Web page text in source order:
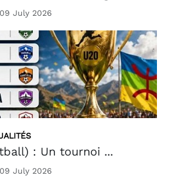
09 July 2026
: Un tournoi ...
09 July 2026